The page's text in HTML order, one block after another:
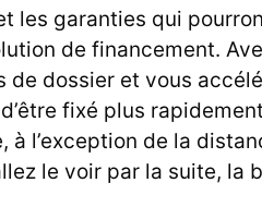
les garanties qui
de financement.
de dossier et vous
fixé plus
l’exception de la
le voir par la suite, la